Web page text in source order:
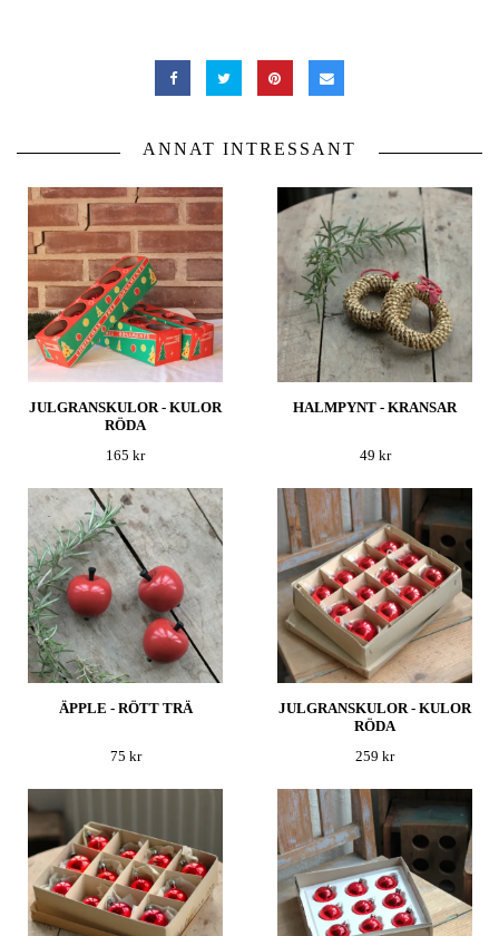
ANNAT INTRESSANT
JULGRANSKULOR - KULOR
RÖDA
165 kr
HALMPYNT - KRANSAR
49 kr
ÄPPLE - RÖTT TRÄ
75 kr
JULGRANSKULOR - KULOR
RÖDA
259 kr